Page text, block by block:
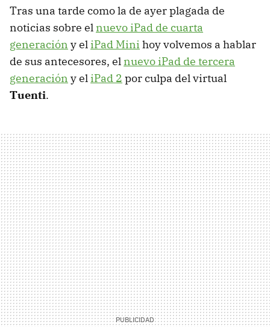
Tras una tarde como la de ayer plagada de
noticias sobre el nuevo iPad de cuarta
generación y el iPad Mini hoy volvemos a hablar
de sus antecesores, el nuevo iPad de tercera
generación y el iPad 2 por culpa del virtual
Tuenti.